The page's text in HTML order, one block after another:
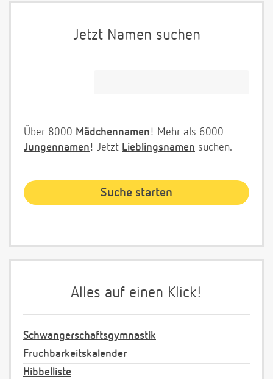
Jetzt Namen suchen
Über 8000 Mädchennamen! Mehr als 6000
Jungennamen! Jetzt Lieblingsnamen suchen.
Alles auf einen Klick!
Schwangerschaftsgymnastik
Fruchbarkeitskalender
Hibbelliste